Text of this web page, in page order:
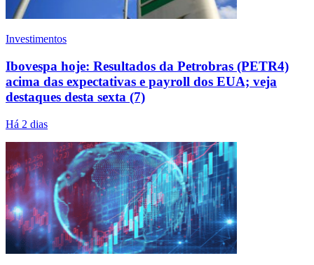
Investimentos
Ibovespa hoje: Resultados da Petrobras (PETR4)
acima das expectativas e payroll dos EUA; veja
destaques desta sexta (7)
Há 2 dias